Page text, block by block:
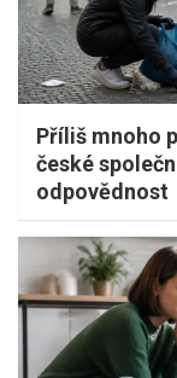
Příliš mnoho
české
odpovědnost